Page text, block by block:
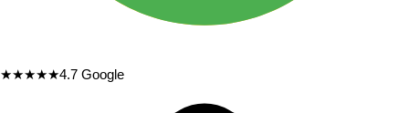
★★★★★4.7 Google